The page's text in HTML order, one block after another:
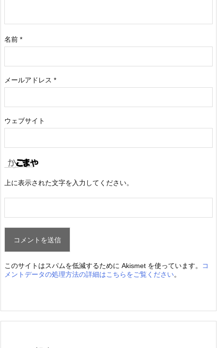
名前 *
メールアドレス *
ウェブサイト
上に表示された文字を入力してください。
このサイトはスパムを低減するために Akismet を使っています。
コ
メントデータの処理方法の詳細はこちらをご覧ください。